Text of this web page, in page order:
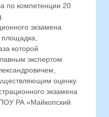
по компетенции 20
экзамена
которой
экспертом
оценку
экзамена
РА «Майкопский